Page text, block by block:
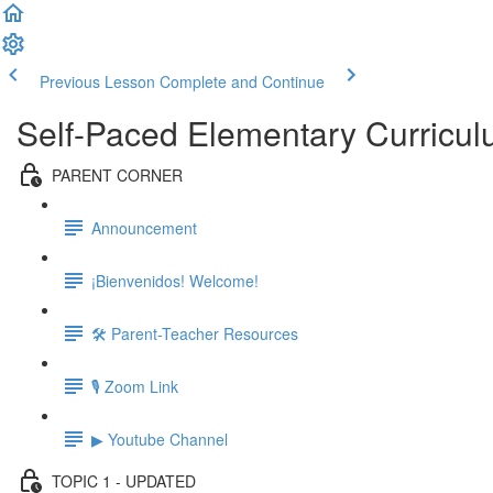
Previous Lesson Complete and Continue
Self-Paced Elementary
PARENT CORNER
Announcement
¡Bienvenidos! Welcome!
🛠 Parent-Teacher Resources
🎙 Zoom Link
▶ Youtube Channel
TOPIC 1 - UPDATED